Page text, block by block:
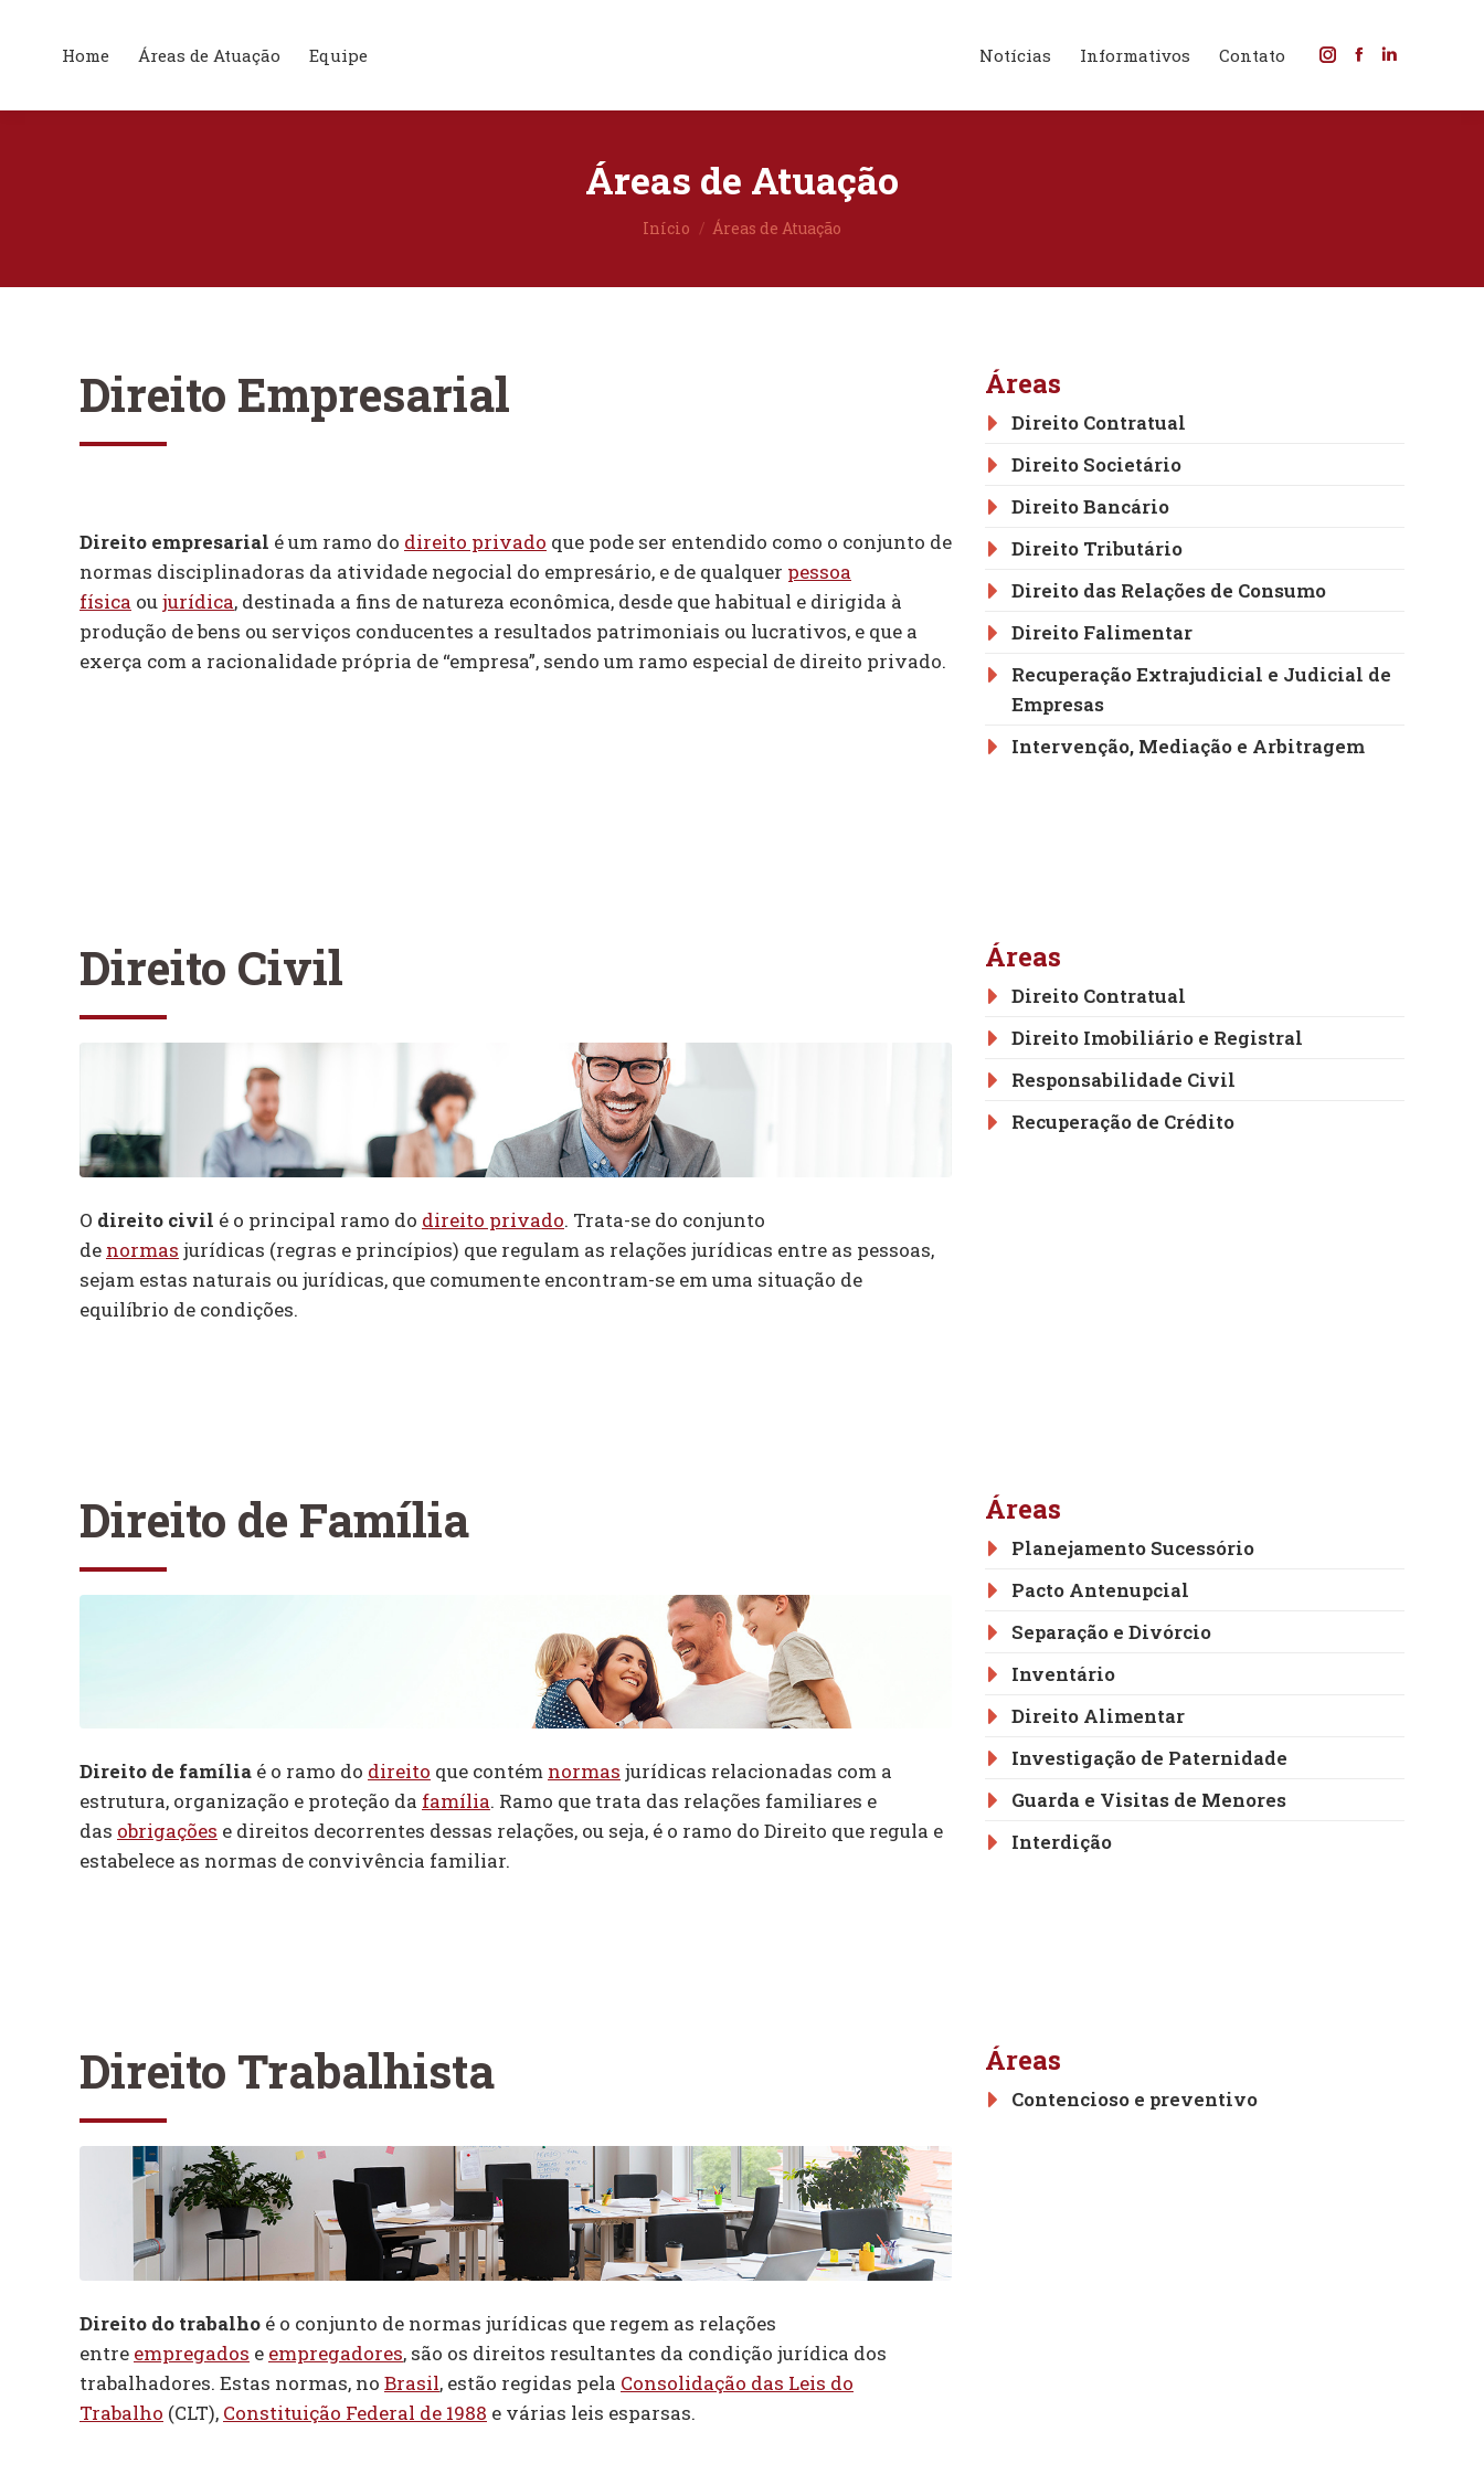
Home Áreas de Atuação Equipe Notícias Informativos Contato
Instagram
Facebook
Linkedin
Áreas de Atuação
Você está aqui:
Início Áreas de Atuação
Direito Empresarial
Direito empresarial é um ramo do direito privado que pode ser entendido como o conjunto de
normas disciplinadoras da atividade negocial do empresário, e de qualquer pessoa
física oujurídica, destinada a fins de natureza econômica, desde que habitual e dirigida à
produção de bens ou serviços conducentes a resultados patrimoniais ou lucrativos, e que a
exerça com a racionalidade própria de “empresa”, sendo um ramo especial de direito privado.
Áreas
Direito Contratual
Direito Societário
Direito Bancário
Direito Tributário
Direito das Relações de Consumo
Direito Falimentar
Recuperação Extrajudicial e Judicial de
Empresas
Intervenção, Mediação e Arbitragem
Direito Civil
O direito civil é o principal ramo do direito privado. Trata-se do conjunto
de normas jurídicas (regras e princípios) que regulam as relações jurídicas entre as pessoas,
sejam estas naturais ou jurídicas, que comumente encontram-se em uma situação de
equilíbrio de condições.
Áreas
Direito Contratual
Direito Imobiliário e Registral
Responsabilidade Civil
Recuperação de Crédito
Direito de Família
Direito de família é o ramo do direito que contém normas jurídicas relacionadas com a
estrutura, organização e proteção da família. Ramo que trata das relações familiares e
das obrigações e direitos decorrentes dessas relações, ou seja, é o ramo do Direito que regula e
estabelece as normas de convivência familiar.
Áreas
Planejamento Sucessório
Pacto Antenupcial
Separação e Divórcio
Inventário
Direito Alimentar
Investigação de Paternidade
Guarda e Visitas de Menores
Interdição
Direito Trabalhista
Direito do trabalho é o conjunto de normas jurídicas que regem as relações
entre empregados e empregadores, são os direitos resultantes da condição jurídica dos
trabalhadores. Estas normas, no Brasil, estão regidas pela Consolidação das Leis do
Trabalho (CLT), Constituição Federal de 1988 e várias leis esparsas.
Áreas
Contencioso e preventivo